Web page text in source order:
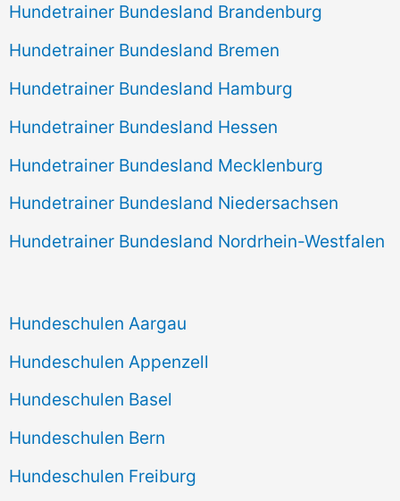
Hundetrainer Bundesland Brandenburg
Hundetrainer Bundesland Bremen
Hundetrainer Bundesland Hamburg
Hundetrainer Bundesland Hessen
Hundetrainer Bundesland Mecklenburg
Hundetrainer Bundesland Niedersachsen
Hundetrainer Bundesland Nordrhein-Westfalen
Hundeschulen Aargau
Hundeschulen Appenzell
Hundeschulen Basel
Hundeschulen Bern
Hundeschulen Freiburg